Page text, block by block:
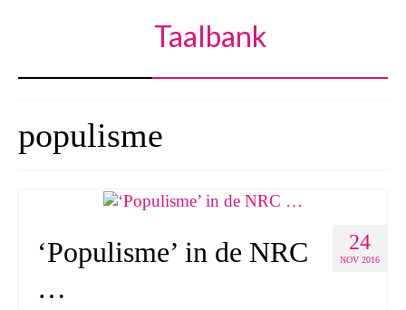
Taalbank
populisme
24
NOV 2016
‘Populisme’ in de NRC
…